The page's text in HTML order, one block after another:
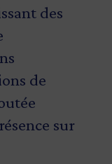
des
de
sur